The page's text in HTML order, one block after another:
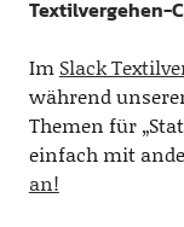
Textilvergehen-
Im Slack
während
Themen für
einfach mit
an!